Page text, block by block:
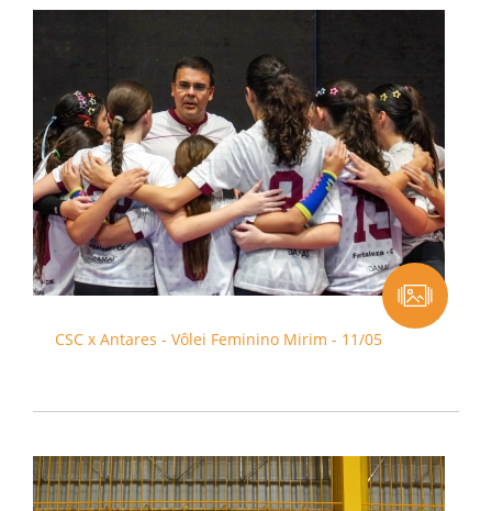
CSC x Antares - Vôlei Feminino Mirim - 11/05